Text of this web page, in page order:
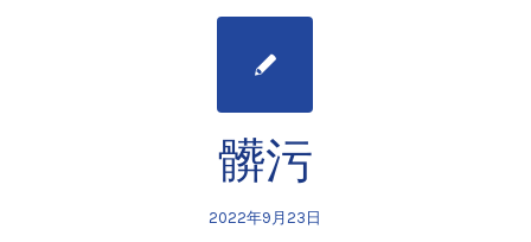
髒污
2022年9月23日